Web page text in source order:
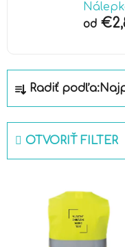
od
a
d
n
Radiť podľa:
OTVORIŤ FILTER